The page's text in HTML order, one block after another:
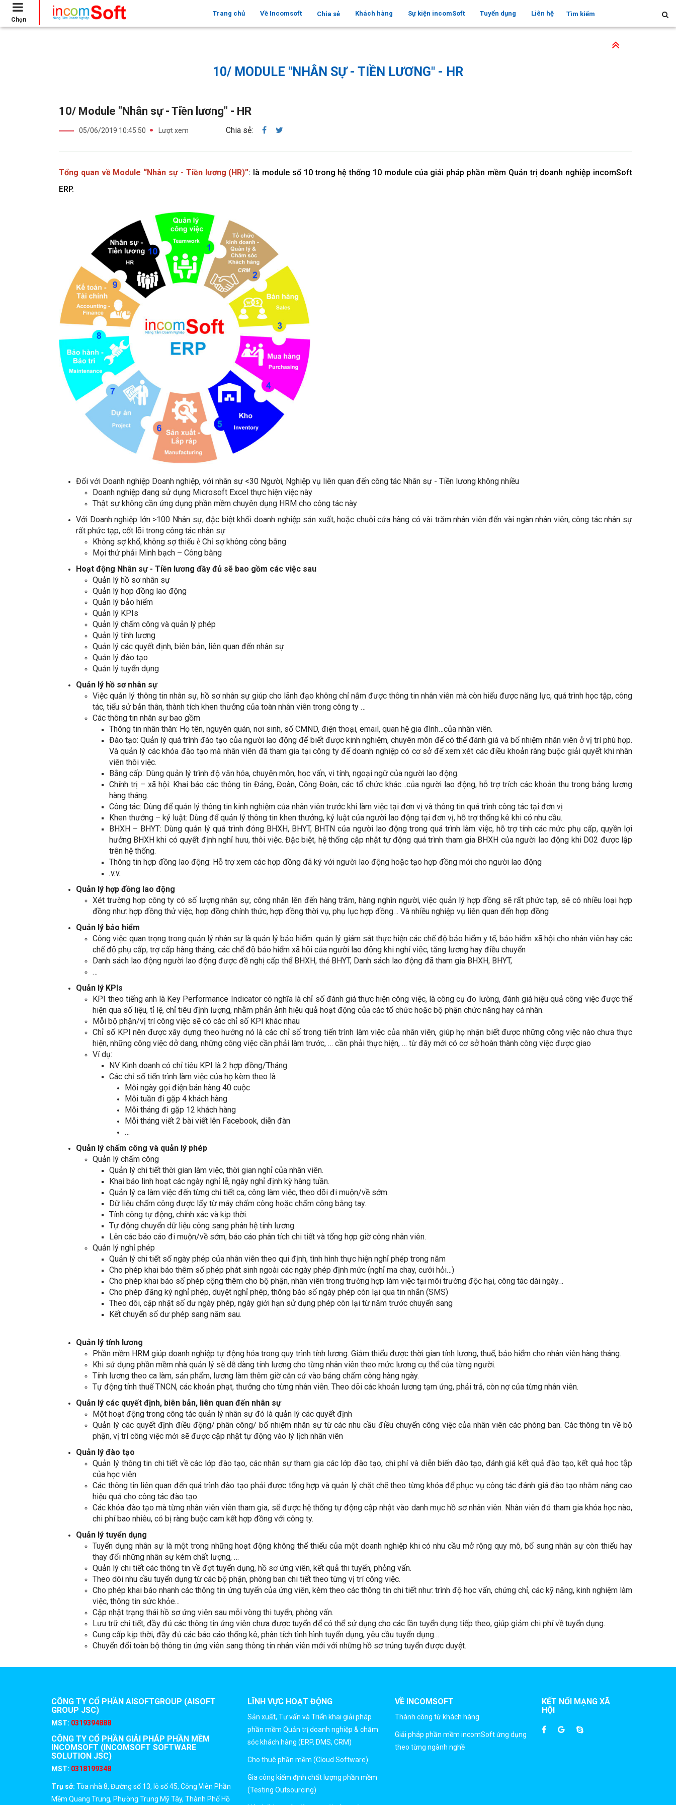
Chọn
Trang chủ Về Incomsoft Chia sẻ Khách hàng Sự kiện incomSoft Tuyển dụng Liên hệ
Trang chủ 10/ Module "Nhân sự - Tiền lương" - HR
10/ MODULE "NHÂN SỰ - TIỀN LƯƠNG" - HR
10/ Module "Nhân sự - Tiền lương" - HR
05/06/2019 10:45:50 Lượt xem Chia sẻ:
Tổng quan về Module “Nhân sự - Tiền lương (HR)”: là module số 10 trong hệ thống 10 module của giải pháp phần mềm Quản trị doanh nghiệp incomSoft
ERP.
Đối với Doanh nghiệp Doanh nghiệp, với nhân sự <30 Người, Nghiệp vụ liên quan đến công tác Nhân sự - Tiền lương không nhiều
Doanh nghiệp đang sử dụng Microsoft Excel thực hiện việc này
Thật sự không cần ứng dụng phần mềm chuyên dụng HRM cho công tác này
Với Doanh nghiệp lớn >100 Nhân sự, đặc biệt khối doanh nghiệp sản xuất, hoặc chuỗi cửa hàng có vài trăm nhân viên đến vài ngàn nhân viên, công tác nhân sự
rất phức tạp, cốt lõi trong công tác nhân sự
Không sợ khổ, không sợ thiếuè Chỉ sợ không công bằng
Mọi thứ phải Minh bạch – Công bằng
Hoạt động Nhân sự - Tiền lương đầy đủ sẽ bao gồm các việc sau
Quản lý hồ sơ nhân sự
Quản lý hợp đồng lao động
Quản lý bảo hiểm
Quản lý KPIs
Quản lý chấm công và quản lý phép
Quản lý tính lương
Quản lý các quyết định, biên bản, liên quan đến nhân sự
Quản lý đào tạo
Quản lý tuyển dụng
Quản lý hồ sơ nhân sự
Việc quản lý thông tin nhân sự, hồ sơ nhân sự giúp cho lãnh đạo không chỉ nắm được thông tin nhân viên mà còn hiểu được năng lực, quá trình học tập, công
tác, tiểu sử bản thân, thành tích khen thưởng của toàn nhân viên trong công ty …
Các thông tin nhân sự bao gồm
Thông tin nhân thân: Họ tên, nguyên quán, nơi sinh, số CMND, điện thoại, email, quan hệ gia đình…của nhân viên.
Đào tạo: Quản lý quá trình đào tạo của người lao động để biết được kinh nghiệm, chuyên môn để có thể đánh giá và bổ nhiệm nhân viên ở vị trí phù hợp.
Và quản lý các khóa đào tạo mà nhân viên đã tham gia tại công ty để doanh nghiệp có cơ sở để xem xét các điều khoản ràng buộc giải quyết khi nhân
viên thôi việc.
Bằng cấp: Dùng quản lý trình độ văn hóa, chuyên môn, học vấn, vi tính, ngoại ngữ của người lao động.
Chính trị – xã hội: Khai báo các thông tin Đảng, Đoàn, Công Đoàn, các tổ chức khác…của người lao động, hỗ trợ trích các khoản thu trong bảng lương
hàng tháng.
Công tác: Dùng để quản lý thông tin kinh nghiệm của nhân viên trước khi làm việc tại đơn vị và thông tin quá trình công tác tại đơn vị
Khen thưởng – kỷ luật: Dùng để quản lý thông tin khen thưởng, kỷ luật của người lao động tại đơn vị, hỗ trợ thống kê khi có nhu cầu.
BHXH – BHYT: Dùng quản lý quá trình đóng BHXH, BHYT, BHTN của người lao động trong quá trình làm việc, hỗ trợ tính các mức phụ cấp, quyền lợi
hưởng BHXH khi có quyết định nghỉ hưu, thôi việc. Đặc biệt, hệ thống cập nhật tự động quá trình tham gia BHXH của người lao động khi D02 được lập
trên hệ thống.
Thông tin hợp đồng lao động: Hỗ trợ xem các hợp đồng đã ký với người lao động hoặc tạo hợp đồng mới cho người lao động
.v.v.
Quản lý hợp đồng lao động
Xét trường hợp công ty có số lượng nhân sự, công nhân lên đến hàng trăm, hàng nghìn người, việc quản lý hợp đồng sẽ rất phức tạp, sẽ có nhiều loại hợp
đồng như: hợp đồng thử việc, hợp đồng chính thức, hợp đồng thời vụ, phụ lục hợp đồng… Và nhiều nghiệp vụ liên quan đến hợp đồng
Quản lý bảo hiểm
Công việc quan trọng trong quản lý nhân sự là quản lý bảo hiểm. quản lý giám sát thực hiện các chế độ bảo hiểm y tế, bảo hiểm xã hội cho nhân viên hay các
chế độ phụ cấp, trợ cấp hàng tháng, các chế độ bảo hiểm xã hội của người lao động khi nghỉ việc, tăng lương hay điều chuyển
Danh sách lao động người lao động được đề nghị cấp thể BHXH, thẻ BHYT, Danh sách lao động đã tham gia BHXH, BHYT,
…
Quản lý KPIs
KPI theo tiếng anh là Key Performance Indicator có nghĩa là chỉ số đánh giá thực hiện công việc, là công cụ đo lường, đánh giá hiệu quả công việc được thể
hiện qua số liệu, tỉ lệ, chỉ tiêu định lượng, nhằm phản ảnh hiệu quả hoạt động của các tổ chức hoặc bộ phận chức năng hay cá nhân.
Mỗi bộ phận/vị trí công việc sẽ có các chỉ số KPI khác nhau
Chỉ số KPI nên được xây dựng theo hướng nó là các chỉ số trong tiến trình làm việc của nhân viên, giúp họ nhận biết được những công việc nào chưa thực
hiện, những công việc dở dang, những công việc cần phải làm trước, … cần phải thực hiện, … từ đây mới có cơ sở hoàn thành công việc được giao
Ví dụ:
NV Kinh doanh có chỉ tiêu KPI là 2 hợp đồng/Tháng
Các chỉ số tiến trình làm việc của họ kèm theo là
Mỗi ngày gọi điện bán hàng 40 cuộc
Mỗi tuần đi gặp 4 khách hàng
Mỗi tháng đi gặp 12 khách hàng
Mỗi tháng viết 2 bài viết lên Facebook, diễn đàn
…
Quản lý chấm công và quản lý phép
Quản lý chấm công
Quản lý chi tiết thời gian làm việc, thời gian nghỉ của nhân viên.
Khai báo linh hoạt các ngày nghỉ lễ, ngày nghỉ định kỳ hàng tuần.
Quản lý ca làm việc đến từng chi tiết ca, công làm việc, theo dõi đi muộn/về sớm.
Dữ liệu chấm công được lấy từ máy chấm công hoặc chấm công bằng tay.
Tính công tự động, chính xác và kịp thời.
Tự động chuyển dữ liệu công sang phân hệ tính lương.
Lên các báo cáo đi muộn/về sớm, báo cáo phân tích chi tiết và tổng hợp giờ công nhân viên.
Quản lý nghỉ phép
Quản lý chi tiết số ngày phép của nhân viên theo qui định, tình hình thực hiện nghỉ phép trong năm
Cho phép khai báo thêm số phép phát sinh ngoài các ngày phép định mức (nghỉ ma chay, cưới hỏi…)
Cho phép khai báo số phép cộng thêm cho bộ phận, nhân viên trong trường hợp làm việc tại môi trường độc hại, công tác dài ngày…
Cho phép đăng ký nghỉ phép, duyệt nghỉ phép, thông báo số ngày phép còn lại qua tin nhắn (SMS)
Theo dõi, cập nhật số dư ngày phép, ngày giới hạn sử dụng phép còn lại từ năm trước chuyển sang
Kết chuyển số dư phép sang năm sau.
Quản lý tính lương
Phần mềm HRM giúp doanh nghiệp tự động hóa trong quy trình tính lương. Giảm thiểu được thời gian tính lương, thuế, bảo hiểm cho nhân viên hàng tháng.
Khi sử dụng phần mềm nhà quản lý sẽ dễ dàng tính lương cho từng nhân viên theo mức lương cụ thể của từng người.
Tính lương theo ca làm, sản phẩm, lương làm thêm giờ căn cứ vào bảng chấm công hàng ngày.
Tự động tính thuế TNCN, các khoản phạt, thưởng cho từng nhân viên. Theo dõi các khoản lương tạm ứng, phải trả, còn nợ của từng nhân viên.
Quản lý các quyết định, biên bản, liên quan đến nhân sự
Một hoạt động trong công tác quản lý nhân sự đó là quản lý các quyết định
Quản lý các quyết định điều động/ phân công/ bổ nhiệm nhân sự từ các nhu cầu điều chuyển công việc của nhân viên các phòng ban. Các thông tin về bộ
phận, vị trí công việc mới sẽ được cập nhật tự động vào lý lịch nhân viên
Quản lý đào tạo
Quản lý thông tin chi tiết về các lớp đào tạo, các nhân sự tham gia các lớp đào tạo, chi phí và diễn biến đào tạo, đánh giá kết quả đào tạo, kết quả học tập
của học viên
Các thông tin liên quan đến quá trình đào tạo phải được tổng hợp và quản lý chặt chẽ theo từng khóa để phục vụ công tác đánh giá đào tạo nhằm nâng cao
hiệu quả cho công tác đào tạo.
Các khóa đào tạo mà từng nhân viên viên tham gia, sẽ được hệ thống tự động cập nhật vào danh mục hồ sơ nhân viên. Nhân viên đó tham gia khóa học nào,
chi phí bao nhiêu, có bị ràng buộc cam kết hợp đồng với công ty.
Quản lý tuyển dụng
Tuyển dụng nhân sự là một trong những hoạt động không thể thiếu của một doanh nghiệp khi có nhu cầu mở rộng quy mô, bổ sung nhân sự còn thiếu hay
thay đổi những nhân sự kém chất lượng, …
Quản lý chi tiết các thông tin về đợt tuyển dụng, hồ sơ ứng viên, kết quả thi tuyển, phỏng vấn.
Theo dõi nhu cầu tuyển dụng từ các bộ phận, phòng ban chi tiết theo từng vị trí công việc.
Cho phép khai báo nhanh các thông tin ứng tuyển của ứng viên, kèm theo các thông tin chi tiết như: trình độ học vấn, chứng chỉ, các kỹ năng, kinh nghiệm làm
việc, thông tin sức khỏe...
Cập nhật trạng thái hồ sơ ứng viên sau mỗi vòng thi tuyển, phỏng vấn.
Lưu trữ chi tiết, đầy đủ các thông tin ứng viên chưa được tuyển để có thể sử dụng cho các lần tuyển dụng tiếp theo, giúp giảm chi phí về tuyển dụng.
Cung cấp kịp thời, đầy đủ các báo cáo thống kê, phân tích tình hình tuyển dụng, yêu cầu tuyển dụng…
Chuyển đổi toàn bộ thông tin ứng viên sang thông tin nhân viên mới với những hồ sơ trúng tuyển được duyệt.
CÔNG TY CỔ PHẦN AISOFTGROUP (AISOFT
GROUP JSC)
MST: 0319394888
CÔNG TY CỔ PHẦN GIẢI PHÁP PHẦN MỀM
INCOMSOFT (INCOMSOFT SOFTWARE
SOLUTION JSC)
MST: 0318199348
Trụ sở: Tòa nhà 8, Đường số 13, lô số 45, Công Viên Phần
Mềm Quang Trung, Phường Trung Mỹ Tây, Thành Phố Hồ
LĨNH VỰC HOẠT ĐỘNG
Sản xuất, Tư vấn và Triển khai giải pháp
phần mềm Quản trị doanh nghiệp & chăm
sóc khách hàng (ERP, DMS, CRM)
Cho thuê phần mềm (Cloud Software)
Gia công kiểm định chất lượng phần mềm
(Testing Outsourcing)
VỀ INCOMSOFT
Thành công từ khách hàng
Giải pháp phần mềm incomSoft ứng dụng
theo từng ngành nghề
KẾT NỐI MẠNG XÃ
HỘI